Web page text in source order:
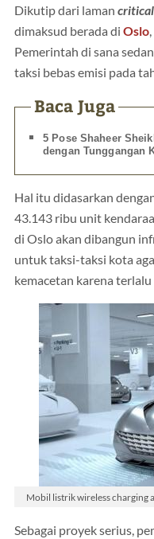
Dikutip dari laman
dimaksud berada di Oslo
Pemerintah di sana
taksi bebas emisi pada
Baca Juga
5 Pose Shaheer
dengan Tunggangan
Hal itu didasarkan
43.143 ribu unit
di Oslo akan dibangun
untuk taksi-taksi kota
kemacetan karena
Mobil listrik wireless charging
Sebagai proyek serius,